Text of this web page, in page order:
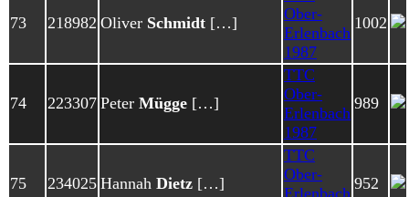
73 218982 Oliver Schmidt […]
Ober-
Erlenbach
1987
1002
74 223307 Peter Mügge […]
TTC
Ober-
Erlenbach
1987
989
75 234025 Hannah Dietz […]
TTC
Ober-
Erlenbach
952